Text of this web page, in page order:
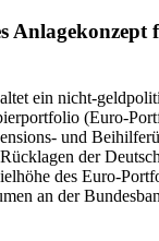
Anlagekonzept
ein nicht-
(Euro-
und
der
des
an der